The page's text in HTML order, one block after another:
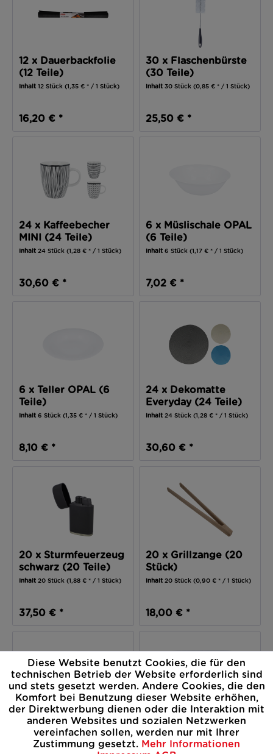
12 x Dauerbackfolie
(12 Teile)
Inhalt12 Stück(1,35 € * / 1 Stück)
16,20 € *
30 x Flaschenbürste
(30 Teile)
Inhalt30 Stück(0,85 € * / 1 Stück)
25,50 € *
24 x Kaffeebecher
MINI (24 Teile)
Inhalt 24 Stück(1,28 € * / 1 Stück)
30,60 € *
6 x Müslischale OPAL
(6 Teile)
Inhalt6 Stück(1,17 € * / 1 Stück)
7,02 € *
6 x Teller OPAL (6
Teile)
Inhalt6 Stück(1,35 € * / 1 Stück)
8,10 € *
24 x Dekomatte
Everyday (24 Teile)
Inhalt24 Stück(1,28 € * / 1 Stück)
30,60 € *
20 x Sturmfeuerzeug
schwarz (20 Teile)
Inhalt 20 Stück(1,88 € * / 1 Stück)
37,50 € *
20 x Grillzange (20
Stück)
Inhalt 20 Stück(0,90 € * / 1 Stück)
18,00 € *
24 x 4er Grillspieße
(96 Stück)
Inhalt96 Stück (0,23 € * / 1 Stück)
24 x Servierschale
(24 Stück)
Inhalt24 Stück (1,28 € * / 1 Stück)
Diese Website benutzt Cookies, die für den
technischen Betrieb der Website erforderlich sind
und stets gesetzt werden. Andere Cookies, die den
Komfort bei Benutzung dieser Website erhöhen,
der Direktwerbung dienen oder die Interaktion mit
anderen Websites und sozialen Netzwerken
vereinfachen sollen, werden nur mit Ihrer
Zustimmung gesetzt. Mehr Informationen